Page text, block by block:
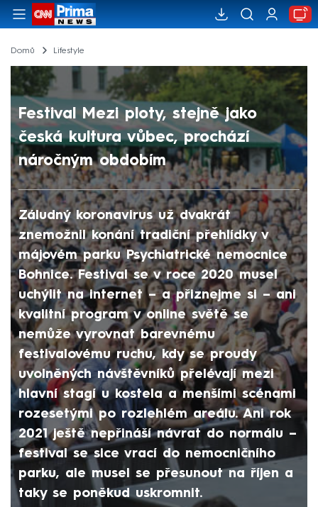
Domů Lifestyle
Festival Mezi ploty, stejně jako
česká kultura vůbec, prochází
náročným obdobím
Záludný koronavirus už dvakrát
znemožnil konání tradiční přehlídky v
májovém parku Psychiatrické nemocnice
Bohnice. Festival se v roce 2020 musel
uchýlit na internet – a přiznejme si – ani
kvalitní program v online světě se
nemůže vyrovnat barevnému
festivalovému ruchu, kdy se proudy
uvolněných návštěvníků přelévají mezi
hlavní stagí u kostela a menšími scénami
rozesetými po rozlehlém areálu. Ani rok
2021 ještě nepřináší návrat do normálu –
festival se sice vrací do nemocničního
parku, ale musel se přesunout na říjen a
taky se poněkud uskromnit.